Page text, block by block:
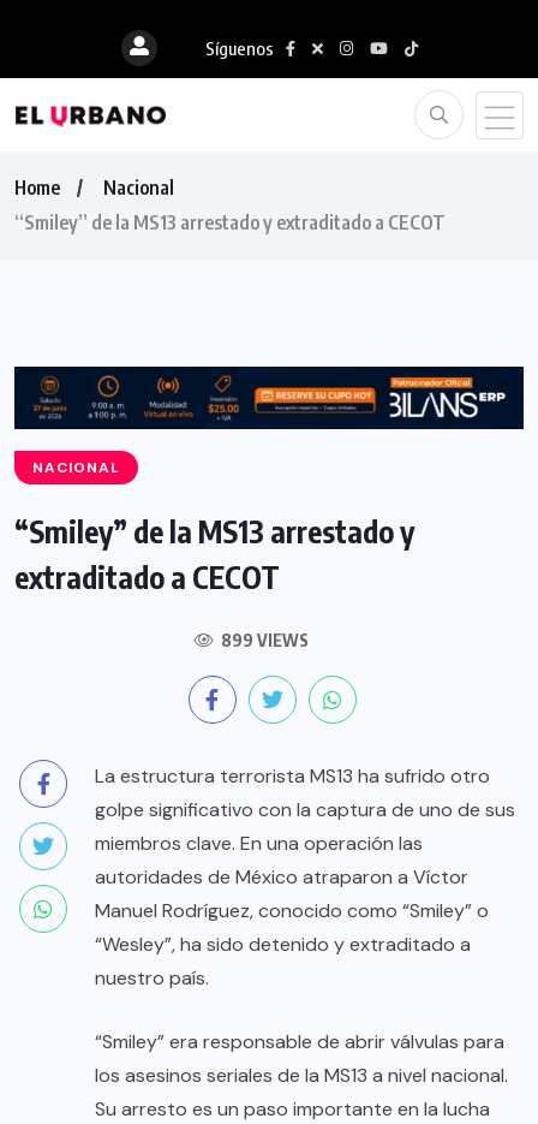
Síguenos
Home
Nacional
“Smiley” de la MS13 arrestado y extraditado a CECOT
NACIONAL
“Smiley” de la MS13 arrestado y
extraditado a CECOT
899 VIEWS
La estructura terrorista MS13 ha sufrido otro
golpe significativo con la captura de uno de sus
miembros clave. En una operación las
autoridades de México atraparon a Víctor
Manuel Rodríguez, conocido como “Smiley” o
“Wesley”, ha sido detenido y extraditado a
nuestro país.
“Smiley” era responsable de abrir válvulas para
los asesinos seriales de la MS13 a nivel nacional.
Su arresto es un paso importante en la lucha